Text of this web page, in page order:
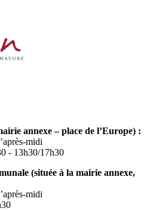
annexe – place de l’Europe) :
midi
- 13h30/17h30
(située à la mairie annexe,
midi